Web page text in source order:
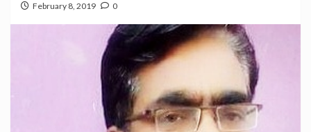
February 8, 2019 0